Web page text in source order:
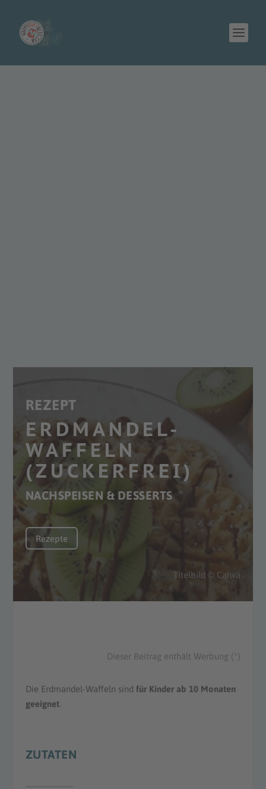
REZEPT
ERDMANDEL-
WAFFELN
(ZUCKERFREI)
NACHSPEISEN & DESSERTS
Rezepte
Titelbild © Canva
Dieser Beitrag enthält Werbung (*)
Die Erdmandel-Waffeln sind für Kinder ab 10 Monaten
geeignet.
ZUTATEN